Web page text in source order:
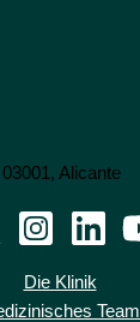
Alicante
Die Klinik
Team